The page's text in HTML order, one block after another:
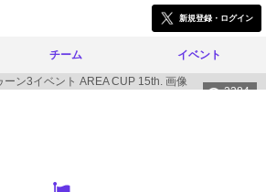
新規登録・ログイン
チーム イベント
2384